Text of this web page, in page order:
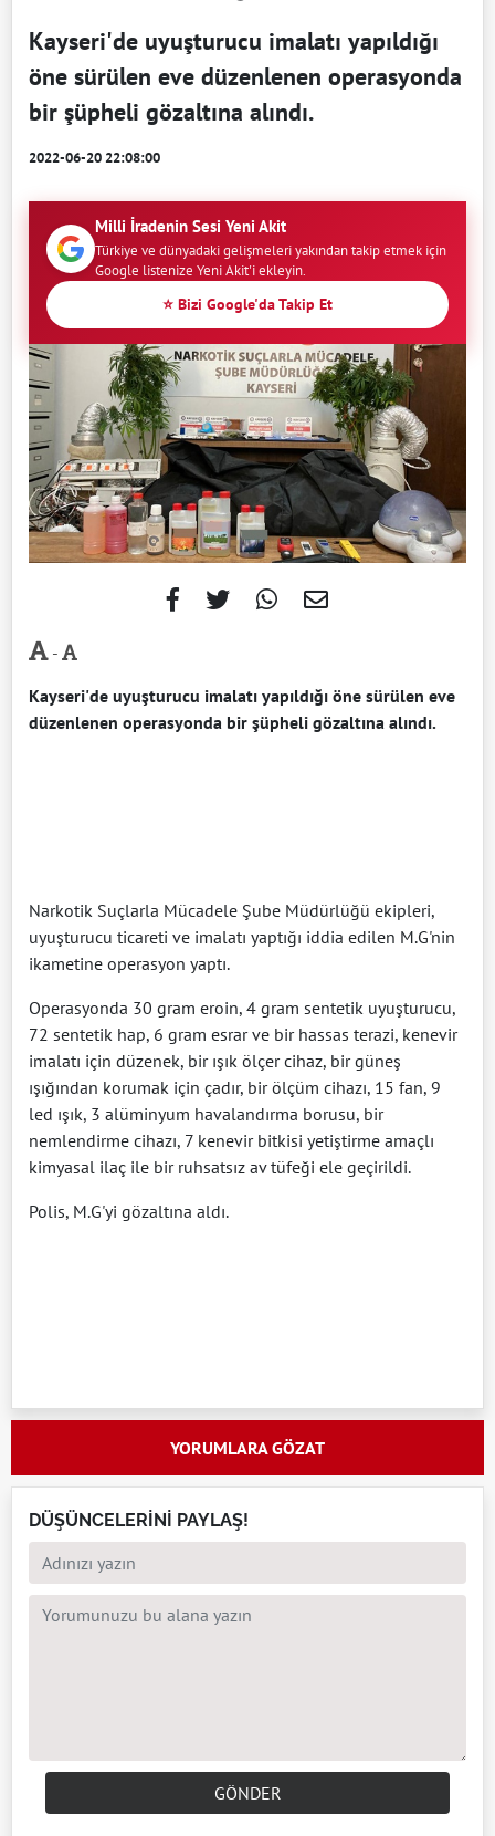
Kayseri'de uyuşturucu imalatı yapıldığı
öne sürülen eve düzenlenen operasyonda
bir şüpheli gözaltına alındı.
2022-06-20 22:08:00
Milli İradenin Sesi Yeni Akit
Türkiye ve dünyadaki gelişmeleri yakından takip etmek için
Google listenize Yeni Akit'i ekleyin.
⭐ Bizi Google'da Takip Et
-
Kayseri'de uyuşturucu imalatı yapıldığı öne sürülen eve
düzenlenen operasyonda bir şüpheli gözaltına alındı.
Narkotik Suçlarla Mücadele Şube Müdürlüğü ekipleri,
uyuşturucu ticareti ve imalatı yaptığı iddia edilen M.G'nin
ikametine operasyon yaptı.
Operasyonda 30 gram eroin, 4 gram sentetik uyuşturucu,
72 sentetik hap, 6 gram esrar ve bir hassas terazi, kenevir
imalatı için düzenek, bir ışık ölçer cihaz, bir güneş
ışığından korumak için çadır, bir ölçüm cihazı, 15 fan, 9
led ışık, 3 alüminyum havalandırma borusu, bir
nemlendirme cihazı, 7 kenevir bitkisi yetiştirme amaçlı
kimyasal ilaç ile bir ruhsatsız av tüfeği ele geçirildi.
Polis, M.G'yi gözaltına aldı.
YORUMLARA GÖZAT
DÜŞÜNCELERİNİ PAYLAŞ!
GÖNDER